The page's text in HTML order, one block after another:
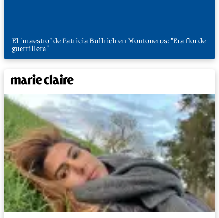
El "maestro" de Patricia Bullrich en Montoneros: "Era flor de
guerrillera"